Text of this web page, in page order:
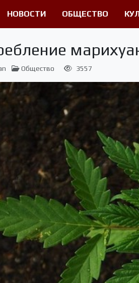
НОВОСТИ ОБЩЕСТВО
Общество 3557